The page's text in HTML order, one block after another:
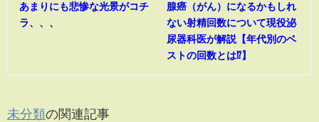
あまりにも悲惨な光景がコチ
ラ、、、
腺癌（がん）になるかもしれ
ない射精回数について現役泌
尿器科医が解説【年代別のベ
ストの回数とは⁉︎】
未分類の関連記事